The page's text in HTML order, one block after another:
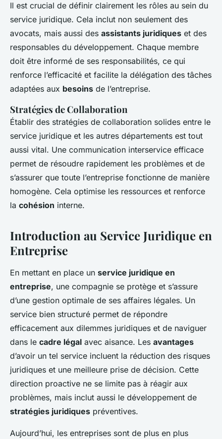
Il est crucial de définir clairement les rôles au sein du
service juridique. Cela inclut non seulement des
avocats, mais aussi des assistants juridiques et des
responsables du développement. Chaque membre
doit être informé de ses responsabilités, ce qui
renforce l’efficacité et facilite la délégation des tâches
adaptées aux besoins de l’entreprise.
Stratégies de Collaboration
Établir des stratégies de collaboration solides entre le
service juridique et les autres départements est tout
aussi vital. Une communication interservice efficace
permet de résoudre rapidement les problèmes et de
s’assurer que toute l’entreprise fonctionne de manière
homogène. Cela optimise les ressources et renforce
la cohésion interne.
Introduction au Service Juridique en
Entreprise
En mettant en place un service juridique en
entreprise, une compagnie se protège et s’assure
d’une gestion optimale de ses affaires légales. Un
service bien structuré permet de répondre
efficacement aux dilemmes juridiques et de naviguer
dans le cadre légal avec aisance. Les avantages
d’avoir un tel service incluent la réduction des risques
juridiques et une meilleure prise de décision. Cette
direction proactive ne se limite pas à réagir aux
problèmes, mais inclut aussi le développement de
stratégies juridiques préventives.
Aujourd’hui, les entreprises sont de plus en plus